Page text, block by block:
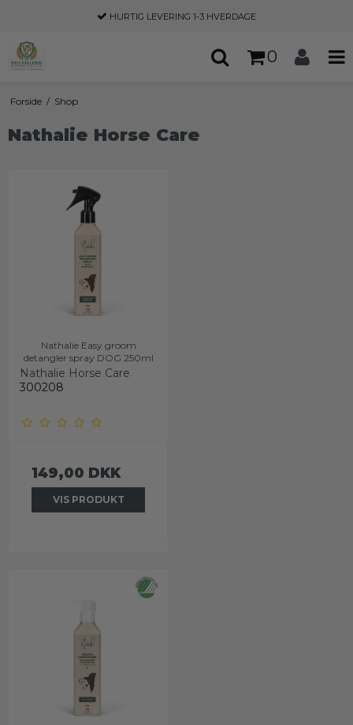
HURTIG LEVERING1-3 HVERDAGE
0
Forside / Shop
Nathalie Horse Care
Nathalie Easy groom
detangler spray DOG 250ml
Nathalie Horse Care
300208
149,00 DKK
VIS PRODUKT